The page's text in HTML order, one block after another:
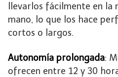
llevarlos fácilmente en
mano, lo que los hace
cortos o largos.
Autonomía prolongada:
ofrecen entre 12 y 30